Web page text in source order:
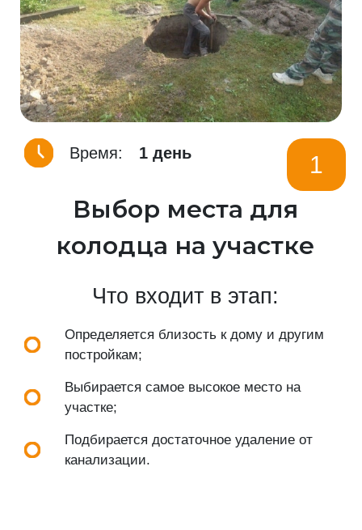
Время: 1 день 1
Выбор места для
колодца на участке
Что входит в этап:
Определяется близость к дому и другим
постройкам;
Выбирается самое высокое место на
участке;
Подбирается достаточное удаление от
канализации.